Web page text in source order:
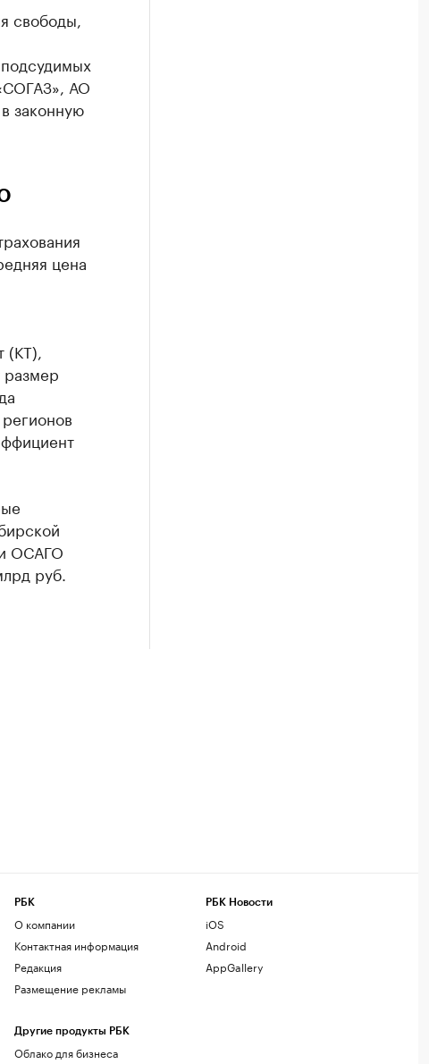
свободы,
АО
законную
цена
(КТ),
размер
ОСАГО
руб.
РБК
О компании
Контактная информация
Редакция
Размещение рекламы
Другие продукты РБК
Облако для бизнеса
РБК Новости
iOS
Android
AppGallery